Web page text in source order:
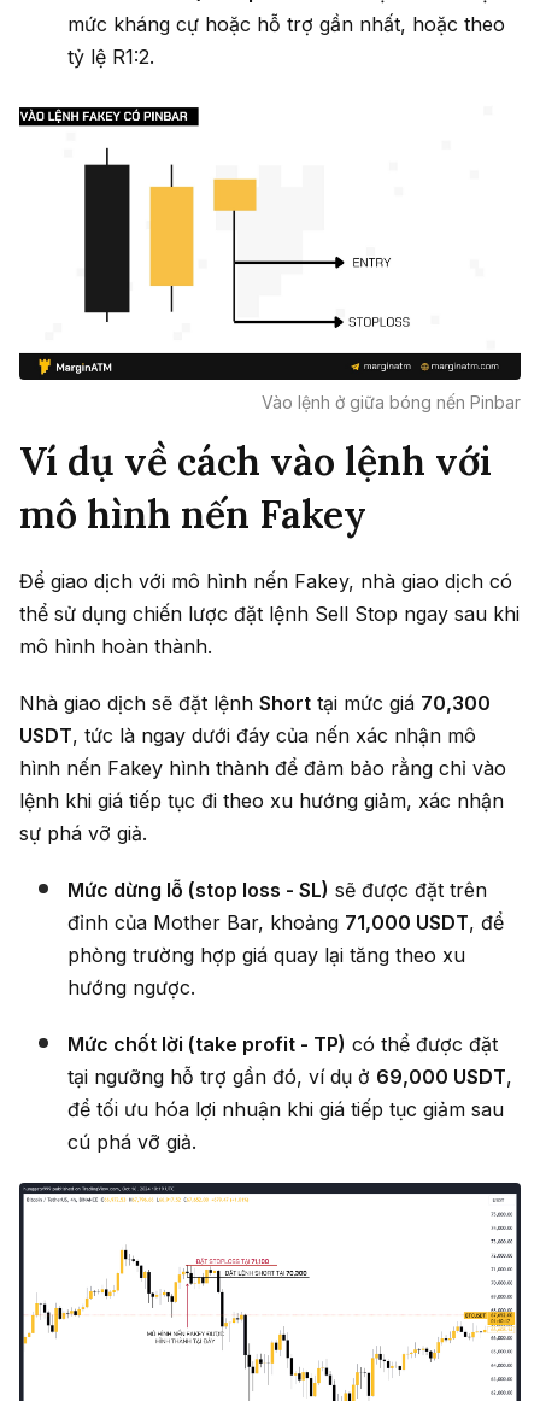
mức kháng cự hoặc hỗ trợ gần nhất, hoặc theo
tỷ lệ R1:2.
Vào lệnh ở giữa bóng nến Pinbar
Ví dụ về cách vào lệnh với
mô hình nến Fakey
Để giao dịch với mô hình nến Fakey, nhà giao dịch có
thể sử dụng chiến lược đặt lệnh Sell Stop ngay sau khi
mô hình hoàn thành.
Nhà giao dịch sẽ đặt lệnh Short tại mức giá 70,300
USDT, tức là ngay dưới đáy của nến xác nhận mô
hình nến Fakey hình thành để đảm bảo rằng chỉ vào
lệnh khi giá tiếp tục đi theo xu hướng giảm, xác nhận
sự phá vỡ giả.
Mức dừng lỗ (stop loss - SL) sẽ được đặt trên
đỉnh của Mother Bar, khoảng 71,000 USDT, để
phòng trường hợp giá quay lại tăng theo xu
hướng ngược.
Mức chốt lời (take profit - TP) có thể được đặt
tại ngưỡng hỗ trợ gần đó, ví dụ ở 69,000 USDT,
để tối ưu hóa lợi nhuận khi giá tiếp tục giảm sau
cú phá vỡ giả.